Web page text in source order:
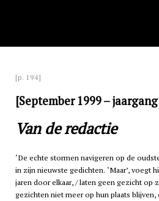
[p. 194]
[September 1999 –
Van de redactie
‘De echte stormen navigeren op de
in zijn nieuwste gedichten. ‘Maar’, voegt
jaren door elkaar, / laten geen gezicht op
gezichten niet meer op hun plaats blijven,